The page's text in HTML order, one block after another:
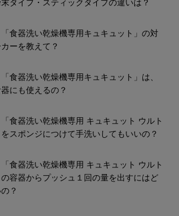
タイプ・スティックタイプの違いは？
「食器洗い乾燥機専用キュキュット」の対
ーを教えて？
「食器洗い乾燥機専用キュキュット」は、
にも使えるの？
「食器洗い乾燥機専用 キュキュット ウルト
スポンジにつけて手洗いしてもいいの？
「食器洗い乾燥機専用 キュキュット ウルト
容器からプッシュ１回の量を出すにはど
？